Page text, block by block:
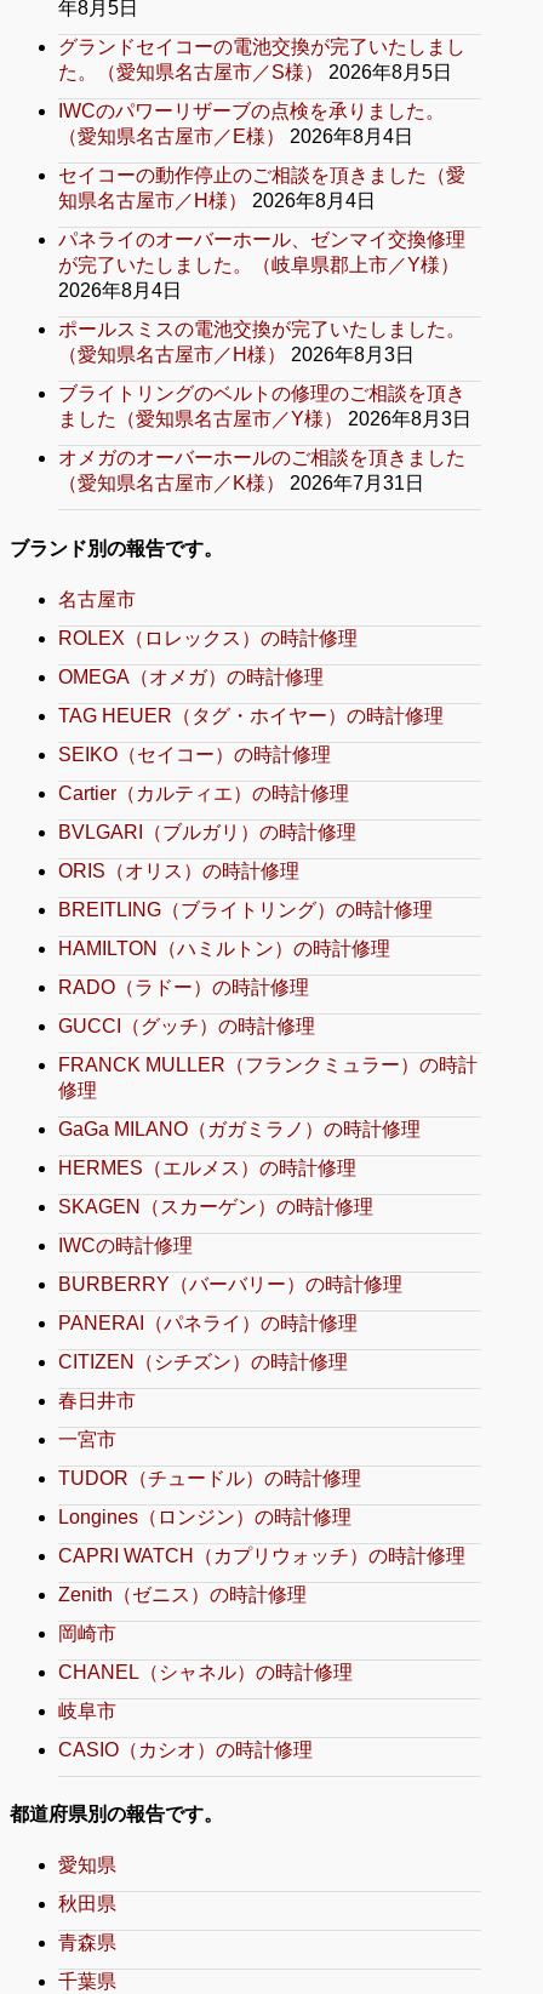
年8月5日
グランドセイコーの電池交換が完了いたしまし
た。（愛知県名古屋市／S様）
2026年8月5日
IWCのパワーリザーブの点検を承りました。
（愛知県名古屋市／E様）
2026年8月4日
セイコーの動作停止のご相談を頂きました（愛
知県名古屋市／H様）
2026年8月4日
パネライのオーバーホール、ゼンマイ交換修理
が完了いたしました。（岐阜県郡上市／Y様）
2026年8月4日
ポールスミスの電池交換が完了いたしました。
（愛知県名古屋市／H様）
2026年8月3日
ブライトリングのベルトの修理のご相談を頂き
ました（愛知県名古屋市／Y様）
2026年8月3日
オメガのオーバーホールのご相談を頂きました
（愛知県名古屋市／K様）
2026年7月31日
ブランド別の報告です。
名古屋市
ROLEX（ロレックス）の時計修理
OMEGA（オメガ）の時計修理
TAG HEUER（タグ・ホイヤー）の時計修理
SEIKO（セイコー）の時計修理
Cartier（カルティエ）の時計修理
BVLGARI（ブルガリ）の時計修理
ORIS（オリス）の時計修理
BREITLING（ブライトリング）の時計修理
HAMILTON（ハミルトン）の時計修理
RADO（ラドー）の時計修理
GUCCI（グッチ）の時計修理
FRANCK MULLER（フランクミュラー）の時計
修理
GaGa MILANO（ガガミラノ）の時計修理
HERMES（エルメス）の時計修理
SKAGEN（スカーゲン）の時計修理
IWCの時計修理
BURBERRY（バーバリー）の時計修理
PANERAI（パネライ）の時計修理
CITIZEN（シチズン）の時計修理
春日井市
一宮市
TUDOR（チュードル）の時計修理
Longines（ロンジン）の時計修理
CAPRI WATCH（カプリウォッチ）の時計修理
Zenith（ゼニス）の時計修理
岡崎市
CHANEL（シャネル）の時計修理
岐阜市
CASIO（カシオ）の時計修理
都道府県別の報告です。
愛知県
秋田県
青森県
千葉県